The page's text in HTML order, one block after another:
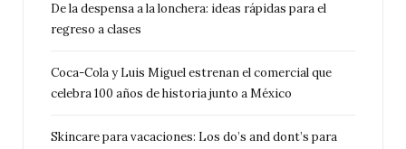
De la despensa a la lonchera: ideas rápidas para el
regreso a clases
Coca-Cola y Luis Miguel estrenan el comercial que
celebra 100 años de historia junto a México
Skincare para vacaciones: Los do’s and dont’s para